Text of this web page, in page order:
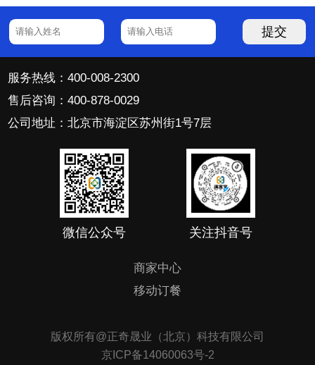
提交
服务热线：400-008-2300
售后咨询：400-878-0029
公司地址：北京市海淀区苏州街1号7层
微信公众号 关注抖音号
商家中心
移动订餐
版权所有@正奇晟业（北京）科技有限公司
京ICP备14060063号-2